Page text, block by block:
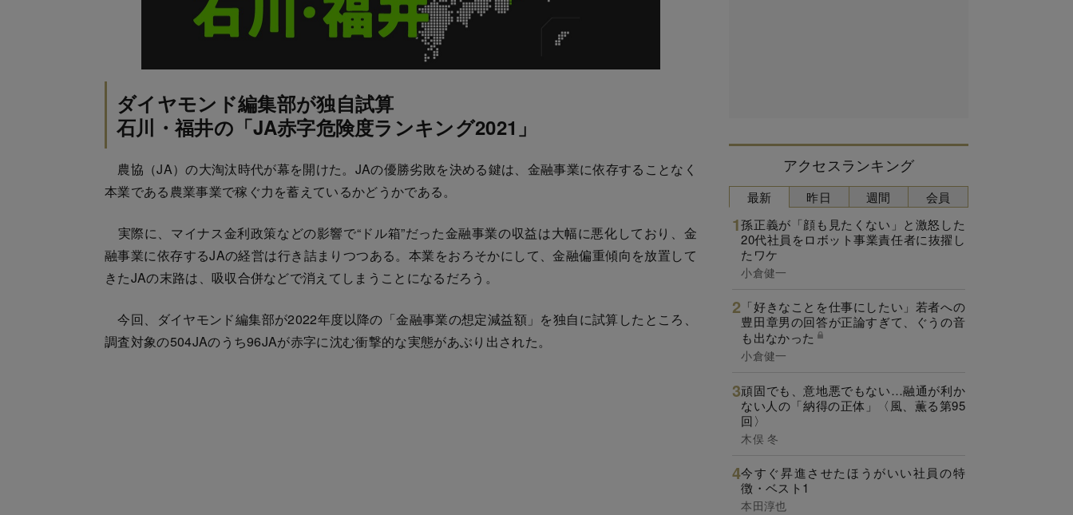
ダイヤモンド編集部が独自試算
石川・福井の「JA赤字危険度ランキング2021」
農協（JA）の大淘汰時代が幕を開けた。JAの優勝劣敗を決める鍵は、金融事業に依存することなく
本業である農業事業で稼ぐ力を蓄えているかどうかである。
実際に、マイナス金利政策などの影響で“ドル箱”だった金融事業の収益は大幅に悪化しており、金
融事業に依存するJAの経営は行き詰まりつつある。本業をおろそかにして、金融偏重傾向を放置して
きたJAの末路は、吸収合併などで消えてしまうことになるだろう。
今回、ダイヤモンド編集部が2022年度以降の「金融事業の想定減益額」を独自に試算したところ、
調査対象の504JAのうち96JAが赤字に沈む衝撃的な実態があぶり出された。
アクセスランキング
最新
孫正義が「顔も見たくない」と激怒した
20代社員をロボット事業責任者に抜擢し
たワケ
小倉健一
「好きなことを仕事にしたい」若者への
豊田章男の回答が正論すぎて、ぐうの音
も出なかった
小倉健一
頑固でも、意地悪でもない…融通が利か
ない人の「納得の正体」〈風、薫る第95
回〉
木俣 冬
今すぐ昇進させたほうがいい社員の特
徴・ベスト1
本田淳也
昨日 週間 会員